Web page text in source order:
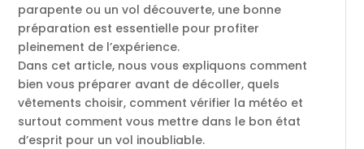
parapente ou un vol découverte, une bonne
préparation est essentielle pour profiter
pleinement de l’expérience.
Dans cet article, nous vous expliquons comment
bien vous préparer avant de décoller, quels
vêtements choisir, comment vérifier la météo et
surtout comment vous mettre dans le bon état
d’esprit pour un vol inoubliable.